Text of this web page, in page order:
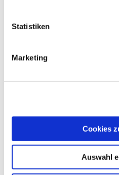
Statistiken
Marketing
Cookies
Auswahl
Somfy
Insektenschutz
Insektenschutz von
Absturzsicherung VisioNeo
Über uns